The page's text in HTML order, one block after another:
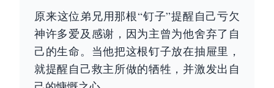
原来这位弟兄用那根“钉子”提醒自己亏欠
神许多爱及感谢，因为主曾为他舍弃了自
己的生命。当他把这根钉子放在抽屉里，
就提醒自己救主所做的牺牲，并激发出自